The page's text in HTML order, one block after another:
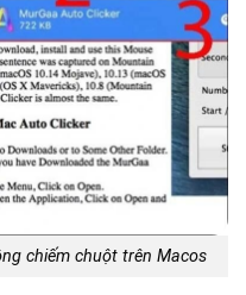
chiếm chuột trên Macos